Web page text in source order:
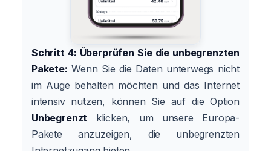
Schritt 4: Überprüfen Sie die unbegrenzten
Pakete: Wenn Sie die Daten unterwegs nicht
im Auge behalten möchten und das Internet
intensiv nutzen, können Sie auf die Option
Unbegrenzt klicken, um unsere Europa-
Pakete anzuzeigen, die unbegrenzten